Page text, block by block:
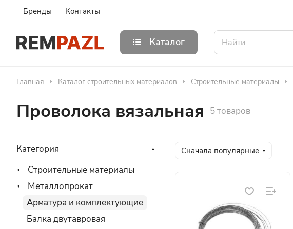
Бренды Контакты
Каталог
Главная Каталог строительных материалов Строительные материалы
Проволока вязальная 5 товаров
Сначала популярные
Категория
Строительные материалы
Металлопрокат
Арматура и комплектующие
Балка двутавровая